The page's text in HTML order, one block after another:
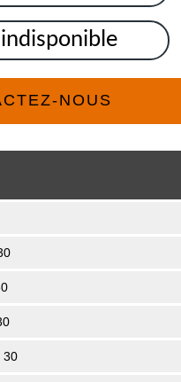
indisponible
NOUS
30